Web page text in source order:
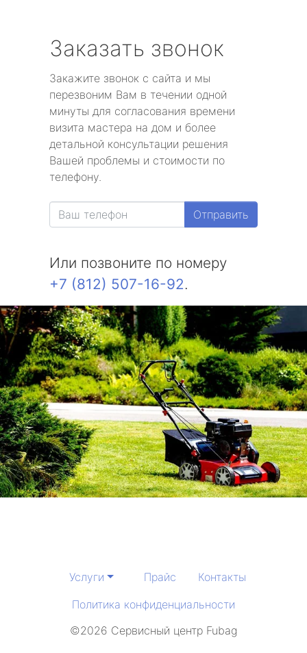
Заказать звонок
Закажите звонок с сайта и мы
перезвоним Вам в течении одной
минуты для согласования времени
визита мастера на дом и более
детальной консультации решения
Вашей проблемы и стоимости по
телефону.
Отправить
Или позвоните по номеру
+7 (812) 507-16-92.
Услуги Прайс
Контакты
Политика конфиденциальности
©2026 Сервисный центр Fubag